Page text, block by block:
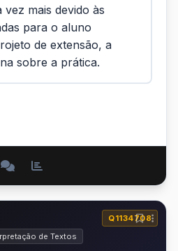
vez mais devido às
para o aluno
de extensão, a
sobre a prática.
Q1134708
de Textos